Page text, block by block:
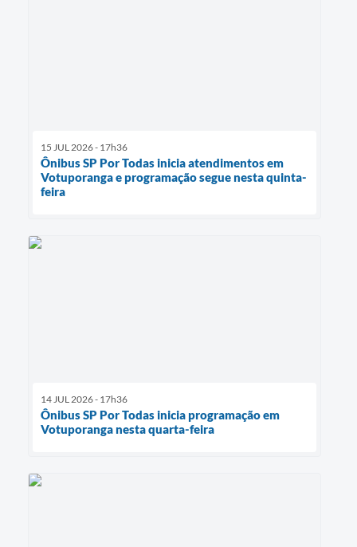
15 JUL 2026 - 17h36
Ônibus SP Por Todas inicia atendimentos em
Votuporanga e programação segue nesta quinta-
feira
14 JUL 2026 - 17h36
Ônibus SP Por Todas inicia programação em
Votuporanga nesta quarta-feira